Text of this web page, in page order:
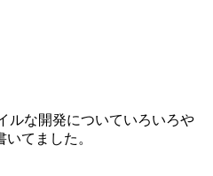
ルな開発についていろいろや
てました。